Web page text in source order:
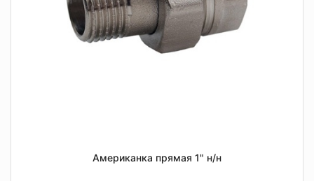
Американка прямая 1" н/н